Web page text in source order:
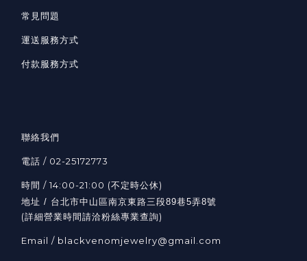
常見問題
運送服務方式
付款服務方式
聯絡我們
電話 / 02-25172773
時間 / 14:00-21:00 (不定時公休)
地址 / 台北市中山區南京東路三段89巷5弄8號
(詳細營業時間請洽粉絲專業查詢)
Email / blackvenomjewelry@gmail.com